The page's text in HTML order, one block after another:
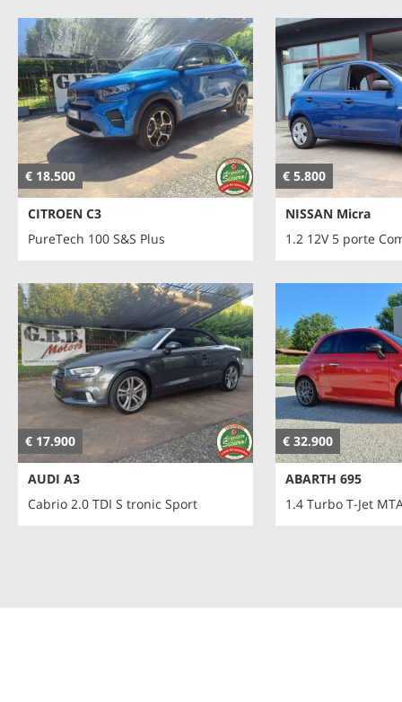
€ 18.500
CITROEN C3
PureTech 100 S&S Plus
€ 17.900
AUDI A3
Cabrio 2.0 TDI S tronic Sport
€ 5.800
NISSAN Micra
1.2 12V 5 porte
€ 32.900
ABARTH 695